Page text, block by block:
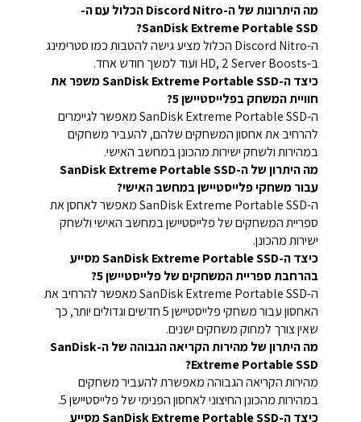
מה היתרונות של ה-Discord Nitro הכלול עם ה-
SanDisk Extreme Portable SSD?
ה-Discord Nitro הכלול מציע גישה להטבות כמו סטרימינג
ב-HD, 2 Server Boosts ועוד למשך חודש אחד.
כיצד ה-SanDisk Extreme Portable SSD משפר את
חוויית המשחק בפלייסטיישן 5?
ה-SanDisk Extreme Portable SSD מאפשר לגיימרים
להרחיב את אחסון המשחקים שלהם, להעביר משחקים
במהירות ולשחק ישירות מהכונן במחשב האישי.
מה היתרון של ה-SanDisk Extreme Portable SSD
עבור משחקי פלייסטיישן במחשב האישי?
ה-SanDisk Extreme Portable SSD מאפשר לאחסן את
ספריית המשחקים של פלייסטיישן במחשב האישי ולשחק
ישירות מהכונן.
כיצד ה-SanDisk Extreme Portable SSD מסייע
בהרחבת ספריית המשחקים של פלייסטיישן 5?
ה-SanDisk Extreme Portable SSD מאפשר להרחיב את
האחסון עבור משחקי פלייסטיישן 5 חדשים וגדולים יותר, כך
שאין צורך למחוק משחקים ישנים.
מה היתרון של מהירות הקריאה הגבוהה של ה-SanDisk
Extreme Portable SSD?
מהירות הקריאה הגבוהה מאפשרת להעביר משחקים
במהירות מהכונן החיצוני לאחסון הפנימי של פלייסטיישן 5.
כיצד ה-SanDisk Extreme Portable SSD מסייע